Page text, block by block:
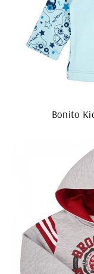
Bonito